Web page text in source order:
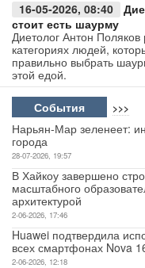
16-05-2026, 08:40
стоит есть шаурму
Диетолог Антон
категориях людей,
правильно выбрать
этой едой.
События >>>
Нарьян-Мар зеленеет:
города
28-07-2026, 19:57
В Хайкоу завершено
масштабного
архитектурой
2-06-2026, 17:46
Huawei подтвердила
всех смартфонах Nova
2-06-2026, 12:18